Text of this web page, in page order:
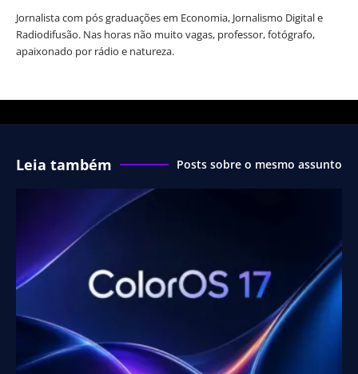
Jornalista com pós graduações em Economia, Jornalismo Digital e
Radiodifusão. Nas horas não muito vagas, professor, fotógrafo,
apaixonado por rádio e natureza.
Leia também Posts sobre o mesmo assunto